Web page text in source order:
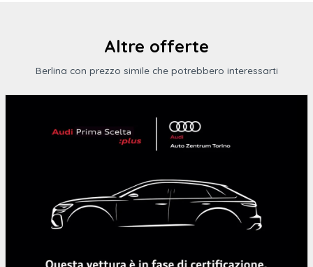
monitoraggio dell'attenzione e
Cerchi in lega nottingham 7 5 j x 17" con
Telecamera posteriore per il parcheggio rear view
Cavo di ricarica mode 3 tipo 2 da 16a
Altre offerte
Berlina con prezzo simile che potrebbero interessarti